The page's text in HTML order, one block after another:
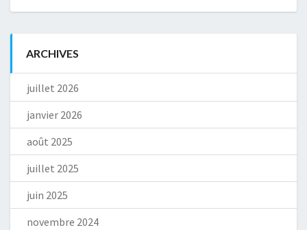
ARCHIVES
juillet 2026
janvier 2026
août 2025
juillet 2025
juin 2025
novembre 2024